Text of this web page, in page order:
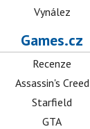
Vynález
Games.cz
Recenze
Assassin's Creed
Starfield
GTA